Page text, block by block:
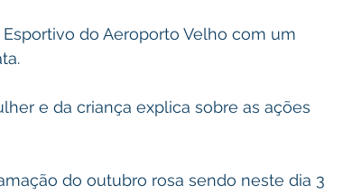
do Aeroporto Velho com um
e da criança explica sobre as ações
do outubro rosa sendo neste dia 3